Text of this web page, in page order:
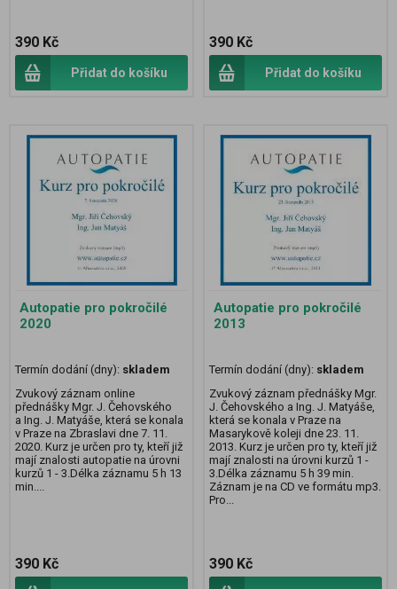
390 Kč
Přidat do košíku
390 Kč
Přidat do košíku
Autopatie pro pokročilé
2020
Termín dodání (dny): skladem
Zvukový záznam online
přednášky Mgr. J. Čehovského
a Ing. J. Matyáše, která se konala
v Praze na Zbraslavi dne 7. 11.
2020. Kurz je určen pro ty, kteří již
mají znalosti autopatie na úrovni
kurzů 1 - 3.Délka záznamu 5 h 13
min....
390 Kč
Autopatie pro pokročilé
2013
Termín dodání (dny): skladem
Zvukový záznam přednášky Mgr.
J. Čehovského a Ing. J. Matyáše,
která se konala v Praze na
Masarykově koleji dne 23. 11.
2013. Kurz je určen pro ty, kteří již
mají znalosti na úrovni kurzů 1 -
3.Délka záznamu 5 h 39 min.
Záznam je na CD ve formátu mp3.
Pro...
390 Kč